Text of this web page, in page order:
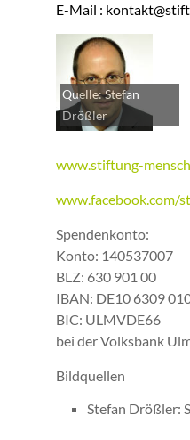
E-Mail :
Quelle: Stefan
Drößler
www.stiftung-
www.facebook.com/
Spendenkonto:
Konto: 140537007
BLZ: 630 901 00
IBAN: DE10 6309
BIC: ULMVDE66
bei der Volksbank
Bildquellen
Stefan Drößler: